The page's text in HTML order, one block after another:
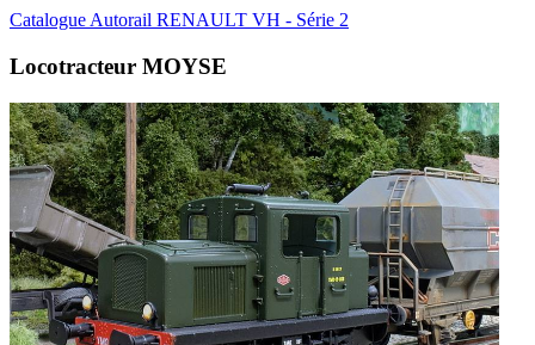
Catalogue Autorail RENAULT VH - Série 2
Locotracteur MOYSE